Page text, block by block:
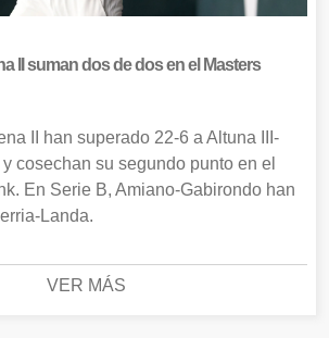
II suman dos de dos en el Masters
II han superado 22-6 a Altuna III-
y cosechan su segundo punto en el
En Serie B, Amiano-Gabirondo han
Landa.
VER MÁS